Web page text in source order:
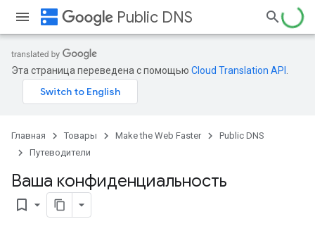
dns Public DNS
Эта страница переведена с помощью Cloud Translation API
Главная Товары Make the Web Faster
Public DNS
Путеводители
Ваша конфиденциальность
bookmark_border